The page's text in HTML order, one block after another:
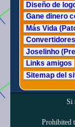
Diseño de
Gane dinero
Más Vida
Joselinho
Links amigos
Sitemap del
Si
Prohibited